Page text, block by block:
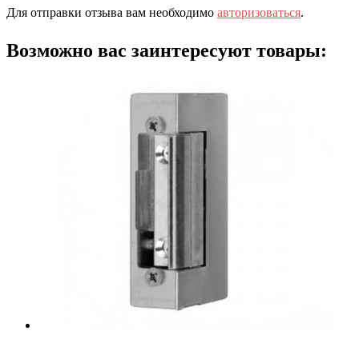
Для отправки отзыва вам необходимо авторизоваться.
Возможно вас заинтересуют товары: